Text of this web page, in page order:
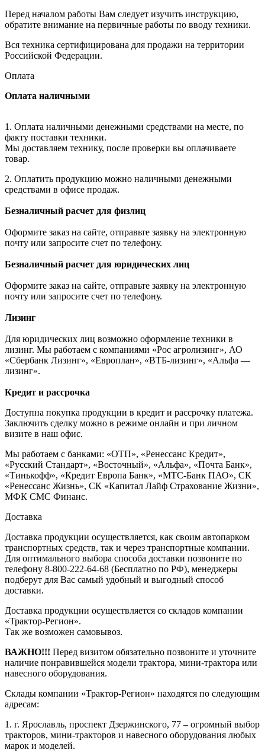
Перед началом работы Вам следует изучить инструкцию,
обратите внимание на первичные работы по вводу техники.
Вся техника сертифицирована для продажи на территории
Российской Федерации.
Оплата
Оплата наличными
1. Оплата наличными денежными средствами на месте, по
факту поставки техники.
Мы доставляем технику, после проверки вы оплачиваете
товар.
2. Оплатить продукцию можно наличными денежными
средствами в офисе продаж.
Безналичный расчет для физлиц
Оформите заказ на сайте, отправьте заявку на электронную
почту или запросите счет по телефону.
Безналичный расчет для юридических лиц
Оформите заказ на сайте, отправьте заявку на электронную
почту или запросите счет по телефону.
Лизинг
Для юридических лиц возможно оформление техники в
лизинг. Мы работаем с компаниями «Рос агролизинг», АО
«Сбербанк Лизинг», «Европлан», «ВТБ-лизинг», «Альфа —
лизинг».
Кредит и рассрочка
Доступна покупка продукции в кредит и рассрочку платежа.
Заключить сделку можно в режиме онлайн и при личном
визите в наш офис.
Мы работаем с банками: «ОТП», «Ренессанс Кредит»,
«Русский Стандарт», «Восточный», «Альфа», «Почта Банк»,
«Тинькофф», «Кредит Европа Банк», «МТС-Банк ПАО», СК
«Ренессанс Жизнь», СК «Капитал Лайф Страхование Жизни»,
МФК СМС Финанс.
Доставка
Доставка продукции осуществляется, как своим автопарком
транспортных средств, так и через транспортные компании.
Для оптимального выбора способа доставки позвоните по
телефону 8-800-222-64-68 (Бесплатно по РФ), менеджеры
подберут для Вас самый удобный и выгодный способ
доставки.
Доставка продукции осуществляется со складов компании
«Трактор-Регион».
Так же возможен самовывоз.
ВАЖНО!!! Перед визитом обязательно позвоните и уточните
наличие понравившейся модели трактора, мини-трактора или
навесного оборудования.
Склады компании «Трактор-Регион» находятся по следующим
адресам:
1. г. Ярославль, проспект Дзержинского, 77 – огромный выбор
тракторов, мини-тракторов и навесного оборудования любых
марок и моделей.